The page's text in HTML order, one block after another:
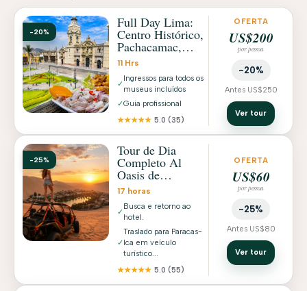
-20%
Full Day Lima:
Centro Histórico,
Pachacamac,
Miraflores y
Parque del Agua
11 Hrs
✓
Ingressos para todos os
museus incluídos
✓Guia profissional
★★★★★ 5.0 (35)
OFERTA
US$200
por pessoa
-20%
Antes US$250
Ver tour
-25%
Tour de Dia
Completo Al
Oasis de
Huacachina +
Islas Ballestas en
Paracas
17 horas
✓
Busca e retorno ao
hotel.
✓
Traslado para Paracas-
Ica em veículo
turístico...
★★★★★ 5.0 (55)
OFERTA
US$60
por pessoa
-25%
Antes US$80
Ver tour